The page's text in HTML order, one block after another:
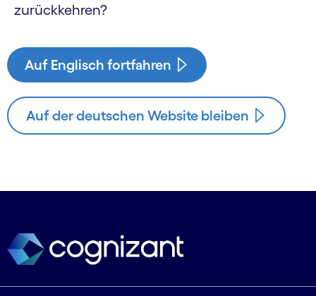
zurückkehren?
Auf Englisch fortfahren
Auf der deutschen Website bleiben